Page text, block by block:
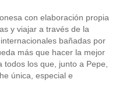
con elaboración propia
y viajar a través de la
bañadas por
más que hacer la mejor
todos los que, junto a Pepe,
única, especial e